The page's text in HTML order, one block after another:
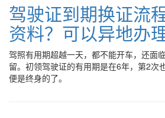
驾驶证到期换证流
资料？可以异地办
驾照有用期超越一天，都不能开车，还面
留。初领驾驶证的有用期是在6年，第2次
便是终身的了。